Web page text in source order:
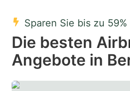
key
to
get
the
keyboard
Sparen Sie bis zu 59%
Die besten
Angebote in